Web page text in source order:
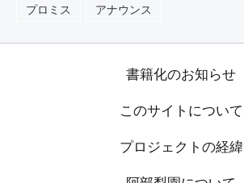
プロミス アナウンス
書籍化のお知らせ
このサイトについて
プロジェクトの経緯